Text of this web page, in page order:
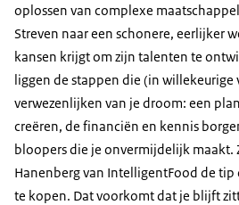
oplossen van complexe
Streven naar een schonere, eerlijker
kansen krijgt om zijn talenten te
liggen de stappen die (in
verwezenlijken van je droom: een
creëren, de financiën en kennis
bloopers die je onvermijdelijk maakt.
Hanenberg van IntelligentFood de
te kopen. Dat voorkomt dat je blijft